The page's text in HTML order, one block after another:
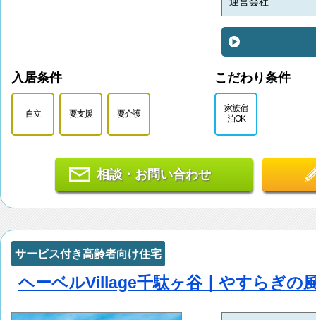
入居条件
自立 要支援 要介護
こだわり条件
家族宿
泊OK
相談・お問い合わせ
サービス付き高齢者向け住宅
ヘーベルVillage千駄ヶ谷｜やすらぎの